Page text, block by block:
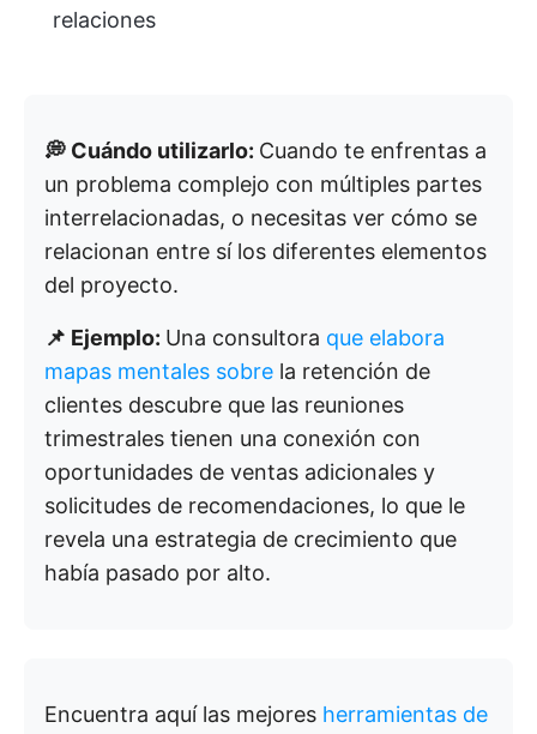
relaciones
💭 Cuándo utilizarlo: Cuando te enfrentas a
un problema complejo con múltiples partes
interrelacionadas, o necesitas ver cómo se
relacionan entre sí los diferentes elementos
del proyecto.
📌 Ejemplo: Una consultora que elabora
mapas mentales sobre la retención de
clientes descubre que las reuniones
trimestrales tienen una conexión con
oportunidades de ventas adicionales y
solicitudes de recomendaciones, lo que le
revela una estrategia de crecimiento que
había pasado por alto.
Encuentra aquí las mejores herramientas de